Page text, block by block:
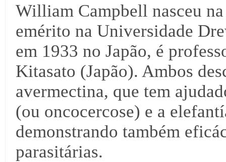
William Campbell nasceu
emérito na Universidade
em 1933 no Japão, é
Kitasato (Japão). Ambos
avermectina, que tem
(ou oncocercose) e a
demonstrando também
parasitárias.